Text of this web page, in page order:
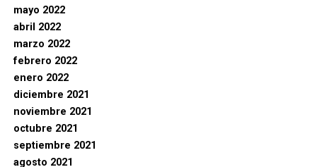
mayo 2022
abril 2022
marzo 2022
febrero 2022
enero 2022
diciembre 2021
noviembre 2021
octubre 2021
septiembre 2021
agosto 2021